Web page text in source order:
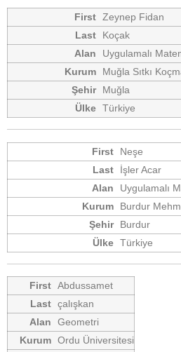
Zeynep Fidan
Koçak
Uygulamalı
Muğla Sıtkı
Muğla
Türkiye
Neşe
İşler Acar
Uygulamalı
Burdur
Burdur
Türkiye
Abdussamet
çalışkan
Geometri
Ordu Üniversitesi